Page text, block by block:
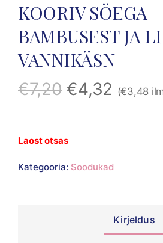
KOORIV SÖEGA
BAMBUSEST JA
VANNIKÄSN
€7,20 €4,32 (€3,48
Laost otsas
Kategooria: Soodukad
Kirjeldus